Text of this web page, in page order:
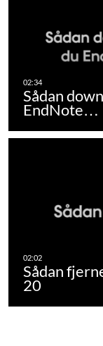
Sådan
EndNote…
Sådan
20